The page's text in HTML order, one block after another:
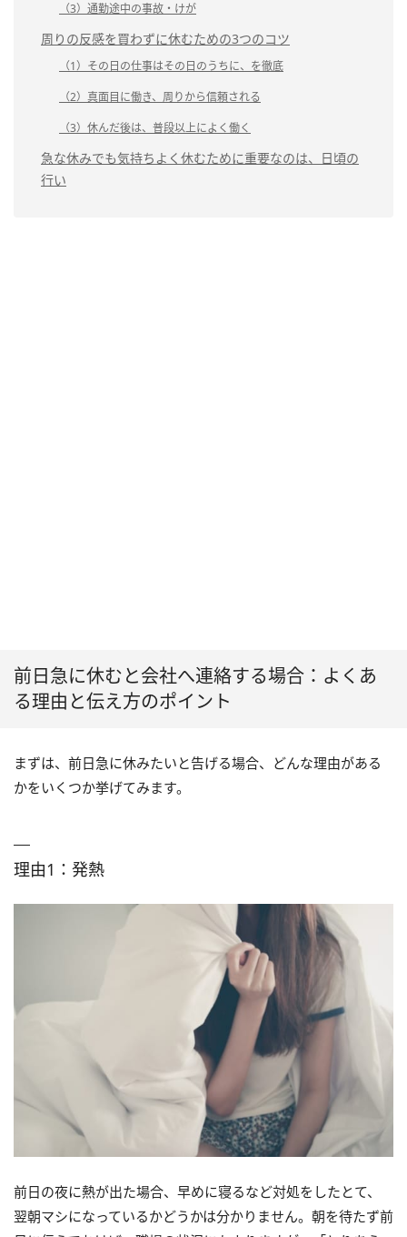
（3）通勤途中の事故・けが
周りの反感を買わずに休むための3つのコツ
（1）その日の仕事はその日のうちに、を徹底
（2）真面目に働き、周りから信頼される
（3）休んだ後は、普段以上によく働く
急な休みでも気持ちよく休むために重要なのは、日頃の
行い
前日急に休むと会社へ連絡する場合：よくあ
る理由と伝え方のポイント
まずは、前日急に休みたいと告げる場合、どんな理由がある
かをいくつか挙げてみます。
理由1：発熱
前日の夜に熱が出た場合、早めに寝るなど対処をしたとて、
翌朝マシになっているかどうかは分かりません。朝を待たず前